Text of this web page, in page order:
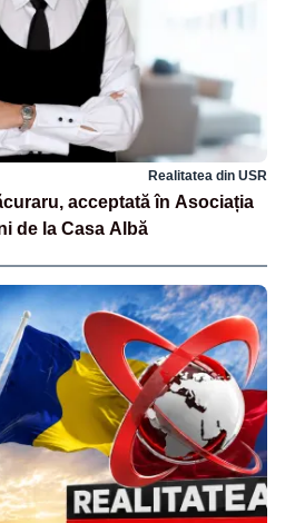
Realitatea din USR
acceptată în Asociația
de la Casa Albă